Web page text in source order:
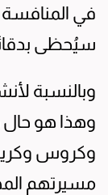
في المنافسة
سيُحظى
وبالنسبة
وهذا هو حال
وكروس وكريم
مسيرتهم